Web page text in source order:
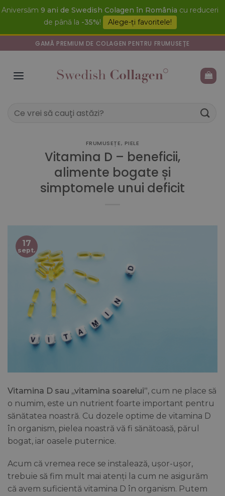
Skip
Aniversăm 9 ani de Swedish Colagen în România cu reduceri
de până la -35%! Alege-ți favoritele!
GAMĂ PREMIUM DE COLAGEN PENTRU FRUMUSEȚE
Caută
FRUMUSEȚE, PIELE
Vitamina D – beneficii,
alimente bogate și
simptomele unui deficit
17
sept.
Vitamina D sau „vitamina soarelui”, cum ne place să
o numim, este un nutrient foarte important pentru
sănătatea noastră. Cu dozele optime de vitamina D
în organism, pielea noastră vă fi sănătoasă, părul
bogat, iar oasele puternice.
Acum că vremea rece se instalează, ușor-ușor,
trebuie să fim mult mai atenți la cum ne asigurăm
că avem suficientă vitamina D în organism. Putem